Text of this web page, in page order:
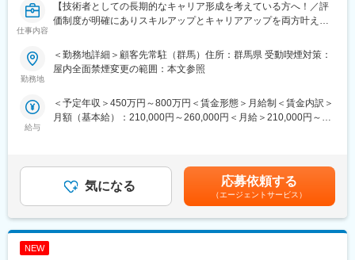
遊休地など、活用できていない土地に対しアパートやマンション
の提案をする仕事です。
所有しているオーナー様がいて、家賃収益を得ています。つまり
【土地を活用している】ということです。
・億単位の商材を提案する仕事となるので、長期的な関係性構築
が必要となります
■正当な評価体制：
社内の5人に1人が年収1000万円以上と給与UPが叶う仕事です。
契約金額は数億円になるため、大きなインセンティブが支給され
ることが高年収の理由です。
仕事内容
【技術者としての長期的なキャリア形成を考えている方へ！／評
価制度が明確にありスキルアップとキャリアアップを両方叶え
す！】
【変更の範囲：会社の定める業務】
力して業務致します。
社内であれば、担当営業、キャリアアドバイザー、技術リーダー
ます。
◆職務詳細：
◇新規生産管理システム開発～テスト
◇既存ソフトウェア改修、テスト
勤務地
＜勤務地詳細＞顧客先常駐（群馬）住所：群馬県 受動喫煙対策：
屋内全面禁煙変更の範囲：本文参照
給与
＜予定年収＞450万円～800万円＜賃金形態＞月給制＜賃金内訳＞
月額（基本給）：210,000円～260,000円＜月給＞210,000円～
の金額であり、選考を通じて上下する可能性があります。月給(月
額)は固定手当を含めた表記です。
気になる 応募依頼する
（エージェントサービス）
NEW